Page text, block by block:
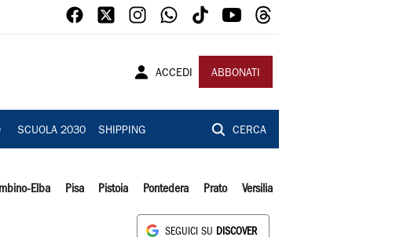
ACCEDI ABBONATI
SCUOLA 2030 SHIPPING CERCA
Elba Pisa Pistoia Pontedera Prato Versilia
SEGUICI SU DISCOVER